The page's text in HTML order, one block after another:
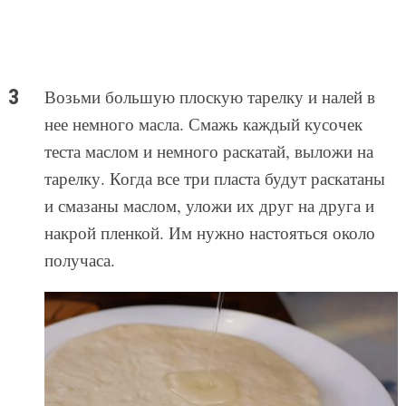
Возьми большую плоскую тарелку и налей в
нее немного масла. Смажь каждый кусочек
теста маслом и немного раскатай, выложи на
тарелку. Когда все три пласта будут раскатаны
и смазаны маслом, уложи их друг на друга и
накрой пленкой. Им нужно настояться около
получаса.